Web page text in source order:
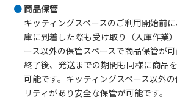
商品保管
キッティングスペースのご利用開始前
庫に到着した際も受け取り（入庫作業
ース以外の保管スペースで商品保管が
終了後、発送までの期間も同様に商品
可能です。キッティングスペース以外
リティがあり安全な保管が可能です。